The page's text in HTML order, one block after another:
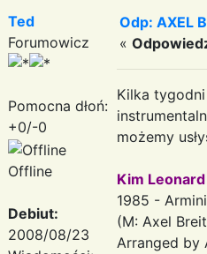
Ted
Forumowicz
Pomocna dłoń:
+0/-0
Offline
Debiut:
2008/08/23
Odp: AXEL
«
Kilka
możemy
Kim
1985 -
(M: Axel
Arranged by